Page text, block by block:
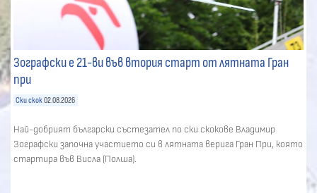
Зографски е 21-ви във втория старт от лятната Гран
при
Ски скок 02.08.2026
Най-добрият български състезател по ски скокове Владимир
Зографски започна участието си в лятната верига Гран При, която
стартира във Висла (Полша).